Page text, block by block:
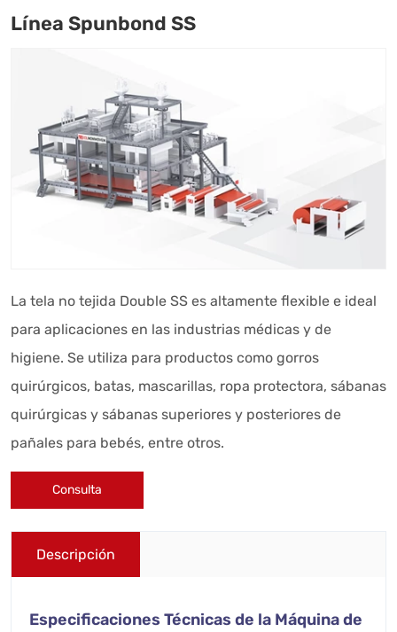
Línea Spunbond SS
La tela no tejida Double SS es altamente flexible e ideal
para aplicaciones en las industrias médicas y de
higiene. Se utiliza para productos como gorros
quirúrgicos, batas, mascarillas, ropa protectora, sábanas
quirúrgicas y sábanas superiores y posteriores de
pañales para bebés, entre otros.
Consulta
Descripción
Especificaciones Técnicas de la Máquina de